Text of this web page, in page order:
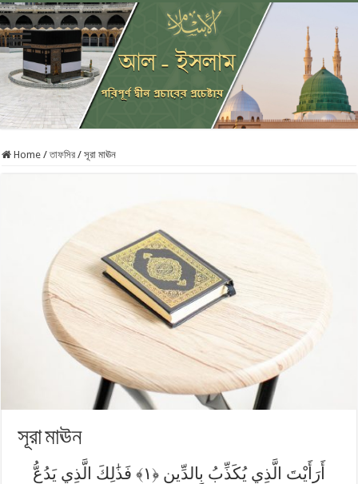
Home / তাফসির /
সূরা মাঊন‏ ‏
أَرَأَيْتَ الَّذِي يُكَذِّبُ بِالدِّينِ
‎﴿١﴾‏
فَذَٰلِكَ الَّذِي يَدُعُّ